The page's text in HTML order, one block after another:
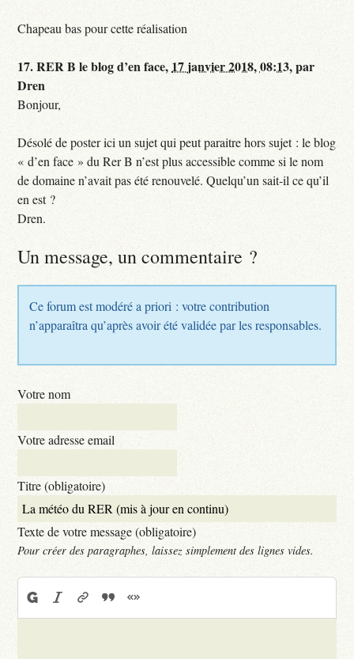
Chapeau bas pour cette réalisation
17.RER B le blog d’en face, 17 janvier 2018, 08:13,par
Dren
Bonjour,
Désolé de poster ici un sujet qui peut paraitre hors sujet : le blog
« d’en face » du Rer B n’est plus accessible comme si le nom
de domaine n’avait pas été renouvelé. Quelqu’un sait-il ce qu’il
en est ?
Dren.
Un message, un commentaire ?
Ce forum est modéré a priori : votre contribution
n’apparaîtra qu’après avoir été validée par les responsables.
Votre nom
Votre adresse email
Titre (obligatoire)
Texte de votre message (obligatoire)
Pour créer des paragraphes, laissez simplement des lignes vides.